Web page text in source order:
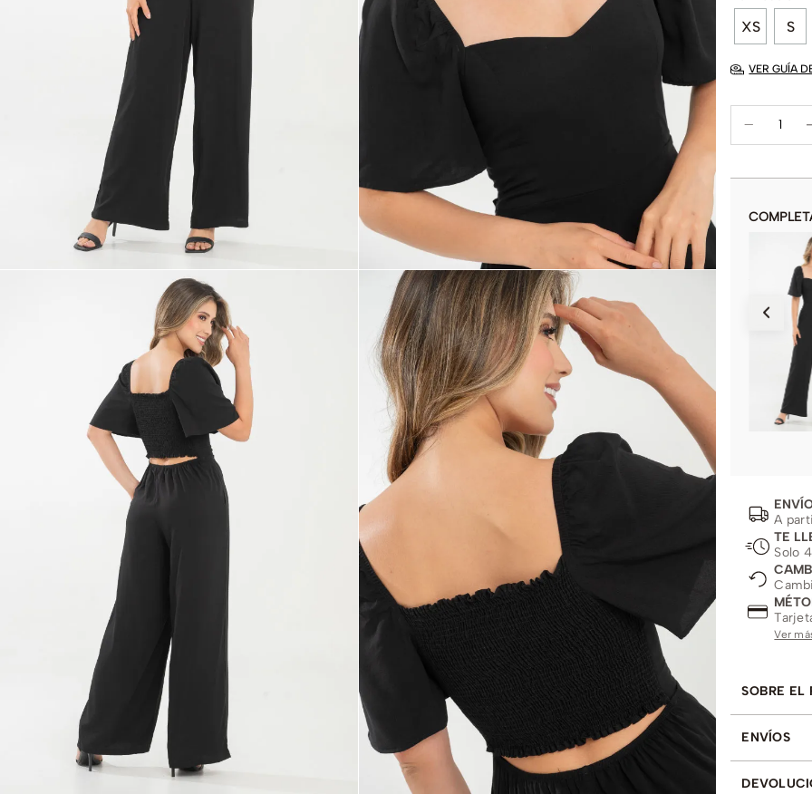
XS S
VER GUÍA
ENTERIZO ESHAKTI
149
$ 74.900
COLOR
AÑADIR
A
TE
Solo
Ver
SOBRE EL
ENVÍOS